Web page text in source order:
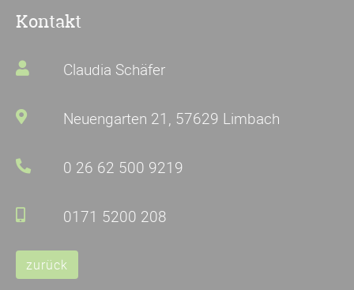
Kontakt
Claudia Schäfer
Neuengarten 21, 57629 Limbach
0 26 62 500 9219
0171 5200 208
zurück